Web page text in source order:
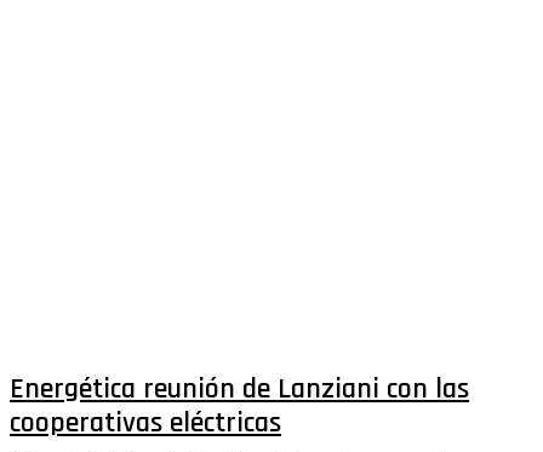
Energética reunión de Lanziani con las
cooperativas eléctricas